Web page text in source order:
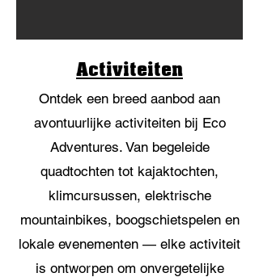
Activiteiten
Ontdek een breed aanbod aan
avontuurlijke activiteiten bij Eco
Adventures. Van begeleide
quadtochten tot kajaktochten,
klimcursussen, elektrische
mountainbikes, boogschietspelen en
lokale evenementen — elke activiteit
is ontworpen om onvergetelijke